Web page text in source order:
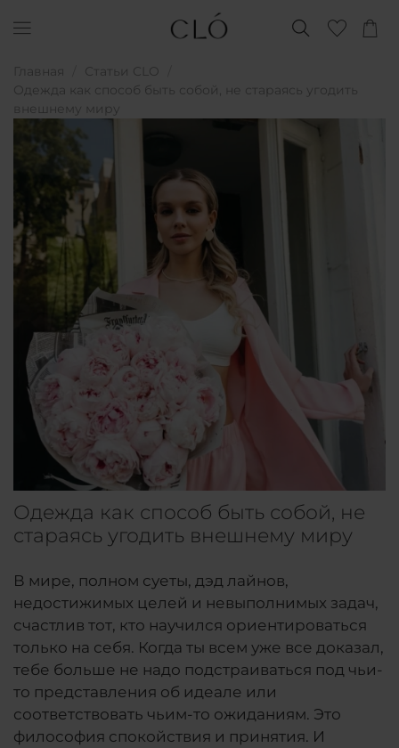
Главная
Статьи CLO
Одежда как способ быть собой, не стараясь угодить
внешнему миру
Одежда как способ быть собой, не
стараясь угодить внешнему миру
В мире, полном суеты, дэд лайнов,
недостижимых целей и невыполнимых задач,
счастлив тот, кто научился ориентироваться
только на себя. Когда ты всем уже все доказал,
тебе больше не надо подстраиваться под чьи-
то представления об идеале или
соответствовать чьим-то ожиданиям. Это
философия спокойствия и принятия. И